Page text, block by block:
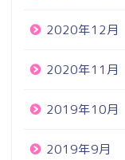
2020年12月
2020年11月
2019年10月
2019年9月